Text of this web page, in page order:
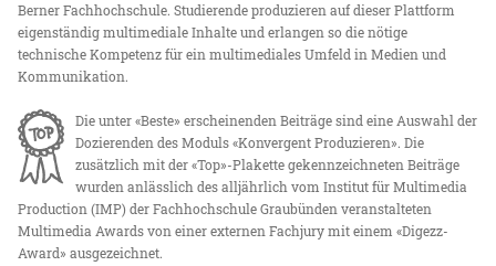
Berner Fachhochschule. Studierende produzieren auf dieser Plattform
eigenständig multimediale Inhalte und erlangen so die nötige
technische Kompetenz für ein multimediales Umfeld in Medien und
Kommunikation.
Die unter «Beste» erscheinenden Beiträge sind eine Auswahl der
Dozierenden des Moduls «Konvergent Produzieren». Die
zusätzlich mit der «Top»-Plakette gekennzeichneten Beiträge
wurden anlässlich des alljährlich vom Institut für Multimedia
Production (IMP) der Fachhochschule Graubünden veranstalteten
Multimedia Awards von einer externen Fachjury mit einem «Digezz-
Award» ausgezeichnet.